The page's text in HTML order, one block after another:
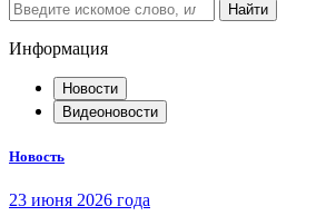
Найти
Информация
Новости
Видеоновости
Новость
23 июня 2026 года